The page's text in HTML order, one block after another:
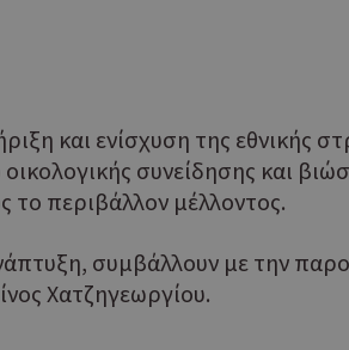
και ενίσχυση της εθνικής
συνείδησης και
το περιβάλλον μέλλοντος.
συμβάλλουν με την
Χατζηγεωργίου.